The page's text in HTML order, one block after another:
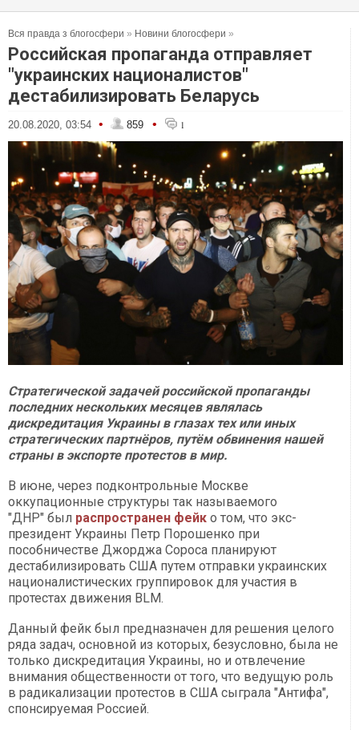
Вся правда з блогосфери » Новини блогосфери »
Российская пропаганда отправляет
"украинских националистов"
дестабилизировать Беларусь
20.08.2020, 03:54 • 859 • 1
Стратегической задачей российской пропаганды
последних нескольких месяцев являлась
дискредитация Украины в глазах тех или иных
стратегических партнёров, путём обвинения нашей
страны в экспорте протестов в мир.
В июне, через подконтрольные Москве
оккупационные структуры так называемого
"ДНР" был распространен фейк о том, что экс-
президент Украины Петр Порошенко при
пособничестве Джорджа Сороса планируют
дестабилизировать США путем отправки украинских
националистических группировок для участия в
протестах движения BLM.
Данный фейк был предназначен для решения целого
ряда задач, основной из которых, безусловно, была не
только дискредитация Украины, но и отвлечение
внимания общественности от того, что ведущую роль
в радикализации протестов в США сыграла "Антифа",
спонсируемая Россией.